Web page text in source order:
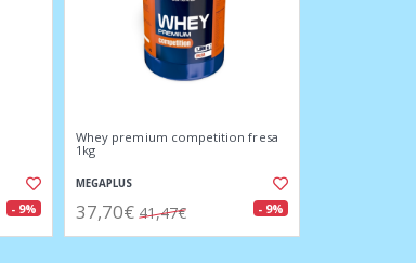
- 9%
Whey premium competition fresa
1kg
MEGAPLUS
37,70€ 41,47€ - 9%